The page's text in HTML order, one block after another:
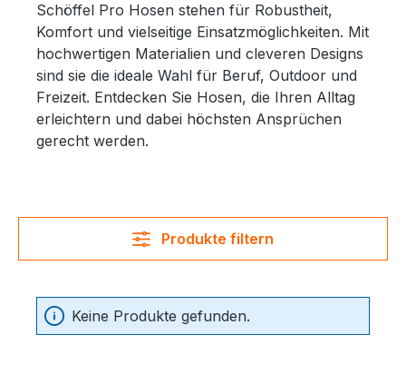
Schöffel Pro Hosen stehen für Robustheit,
Komfort und vielseitige Einsatzmöglichkeiten. Mit
hochwertigen Materialien und cleveren Designs
sind sie die ideale Wahl für Beruf, Outdoor und
Freizeit. Entdecken Sie Hosen, die Ihren Alltag
erleichtern und dabei höchsten Ansprüchen
gerecht werden.
Produkte filtern
Keine Produkte gefunden.